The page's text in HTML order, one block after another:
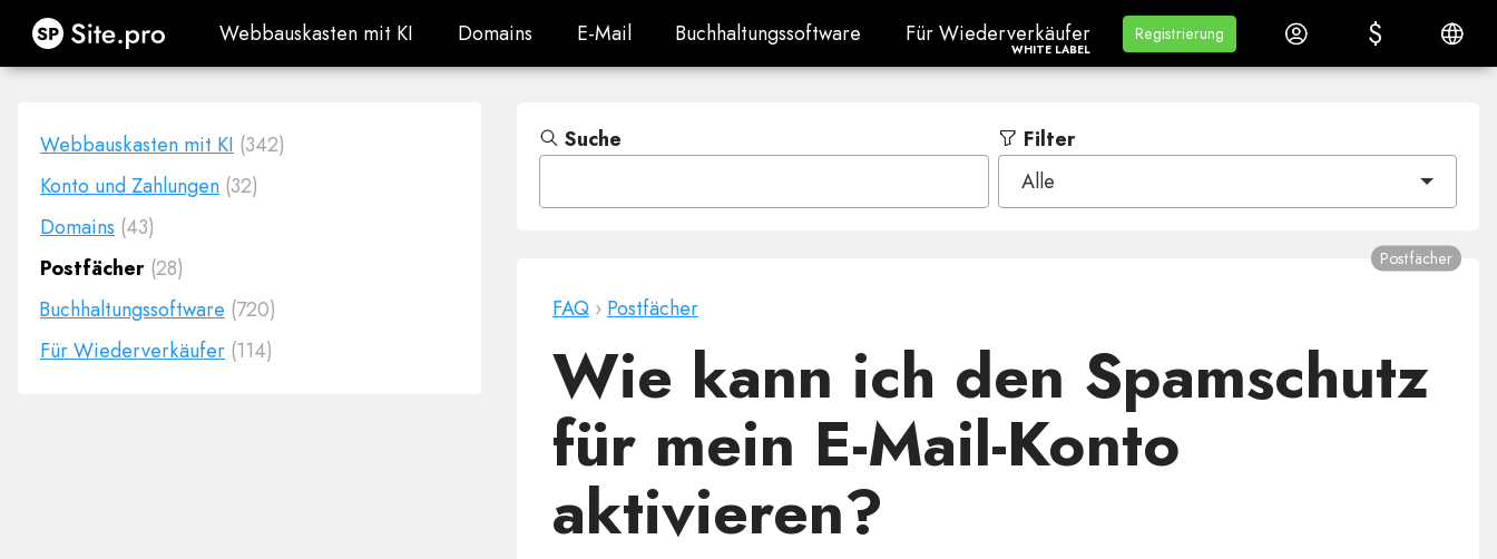
Site.pro Webbauskasten mit KI
Webbauskasten mit KI Domains
Domains E-Mail
E-Mail Buchhaltungssoftware
Buchhaltungssoftware Für WiederverkäuferWhite Label
Für Wiederverkäufer
WHITE LABEL
Lernen
Lernen
Registrierung
Registrierung Anmelden $
$
Webbauskasten mit KI (342)
Konto und Zahlungen (32)
Domains (43)
Postfächer (28)
Buchhaltungssoftware (720)
Für Wiederverkäufer (114)
Suche
Filter
Alle
FAQ › Postfächer
Postfächer
Wie kann ich den Spamschutz
für mein E-Mail-Konto
aktivieren?